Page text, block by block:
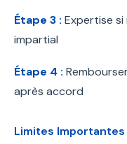
Étape 3 : Expertise
impartial
Étape 4 :
après accord
Limites